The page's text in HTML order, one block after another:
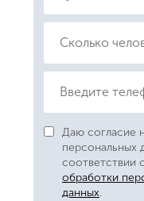
Даю согласие
персональных
соответствии с
обработки
данных.